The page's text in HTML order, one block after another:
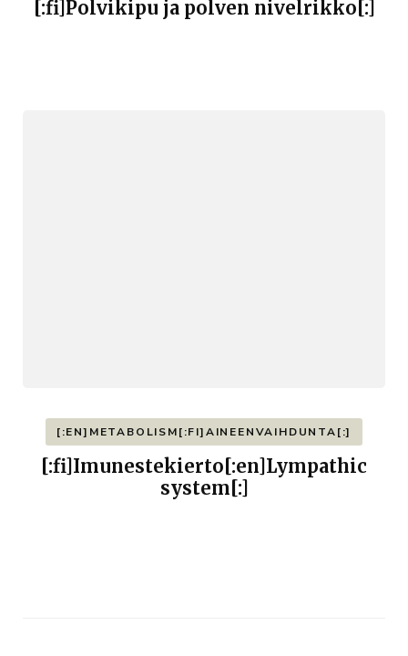
[:fi]Polvikipu ja polven nivelrikko[:]
[:EN]METABOLISM[:FI]AINEENVAIHDUNTA[:]
[:fi]Imunestekierto[:en]Lympathic
system[:]